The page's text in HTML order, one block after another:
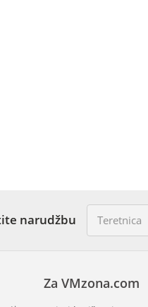
narudžbu
Za VMzona.com